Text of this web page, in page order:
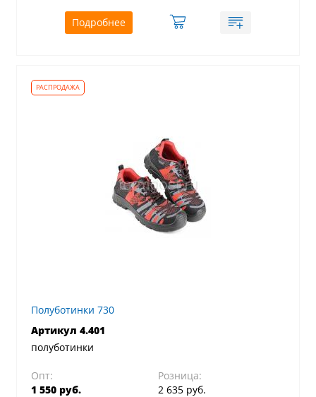
Подробнее
Полуботинки 730
Артикул 4.401
полуботинки
Опт:
1 550 руб.
Розница:
2 635 руб.